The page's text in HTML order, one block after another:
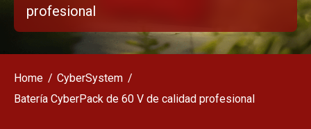
profesional
Home
CyberSystem
Batería CyberPack de 60 V de calidad profesional